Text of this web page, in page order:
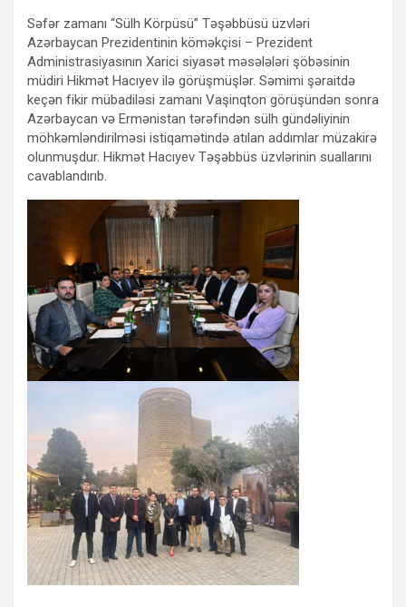
Səfər zamanı “Sülh Körpüsü” Təşəbbüsü üzvləri
Azərbaycan Prezidentinin köməkçisi – Prezident
Administrasiyasının Xarici siyasət məsələləri şöbəsinin
müdiri Hikmət Hacıyev ilə görüşmüşlər. Səmimi şəraitdə
keçən fikir mübadiləsi zamanı Vaşinqton görüşündən sonra
Azərbaycan və Ermənistan tərəfindən sülh gündəliyinin
möhkəmləndirilməsi istiqamətində atılan addımlar müzakirə
olunmuşdur. Hikmət Hacıyev Təşəbbüs üzvlərinin suallarını
cavablandırıb.